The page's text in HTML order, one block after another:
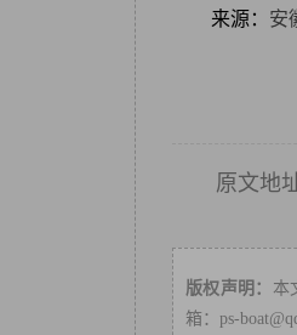
来源： 安
原文地
版权声明： 本
箱：ps-